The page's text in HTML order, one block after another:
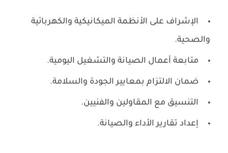
الإشراف على الأنظمة الميكانيكية والكهربائية
والصحية.
متابعة أعمال الصيانة والتشغيل اليومية.
ضمان الالتزام بمعايير الجودة والسلامة.
التنسيق مع المقاولين والفنيين.
إعداد تقارير الأداء والصيانة.